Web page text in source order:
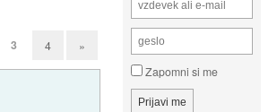
Zapomni si me
3 4 »